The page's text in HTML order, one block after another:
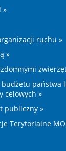
»
ruchu »
»
państwa
celowych »
publiczny »
Terytorialne